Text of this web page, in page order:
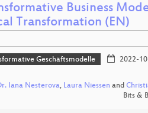
Business
Transformation (EN)
Geschäftsmodelle
2022-
Iana Nesterova, Laura Niessen and
Bits &